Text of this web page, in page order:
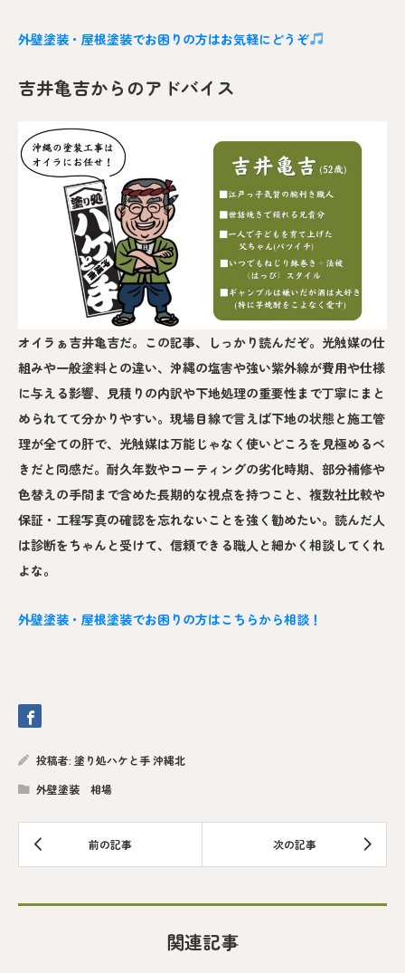
外壁塗装・屋根塗装でお困りの方はお気軽にどうぞ
吉井亀吉からのアドバイス
オイラぁ吉井亀吉だ。この記事、しっかり読んだぞ。光触媒の仕
組みや一般塗料との違い、沖縄の塩害や強い紫外線が費用や仕様
に与える影響、見積りの内訳や下地処理の重要性まで丁寧にまと
められてて分かりやすい。現場目線で言えば下地の状態と施工管
理が全ての肝で、光触媒は万能じゃなく使いどころを見極めるべ
きだと同感だ。耐久年数やコーティングの劣化時期、部分補修や
色替えの手間まで含めた長期的な視点を持つこと、複数社比較や
保証・工程写真の確認を忘れないことを強く勧めたい。読んだ人
は診断をちゃんと受けて、信頼できる職人と細かく相談してくれ
よな。
外壁塗装・屋根塗装でお困りの方はこちらから相談！
投稿者: 塗り処ハケと手 沖縄北
外壁塗装 相場
関連記事